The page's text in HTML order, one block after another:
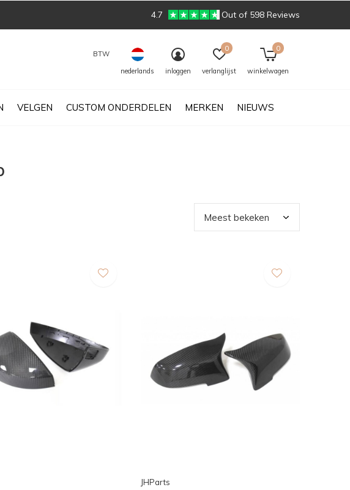
VELGEN CUSTOM ONDERDELEN MERKEN NIEUWS
BTW
nederlands
inloggen verlanglijst
0
winkelwagen
0
4.7 Out of 598 Reviews
JHParts